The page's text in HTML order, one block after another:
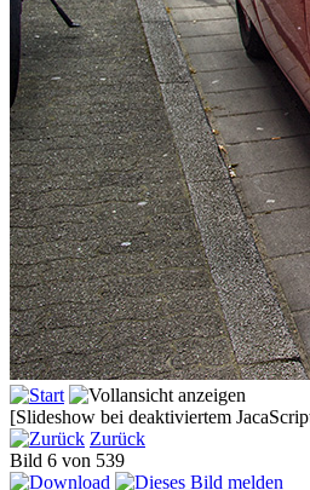
[Slideshow bei deaktiviertem
Zurück
Bild 6 von 539